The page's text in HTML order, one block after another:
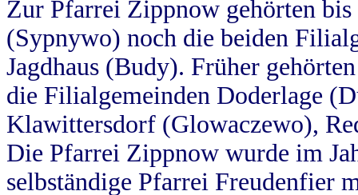
Zur Pfarrei Zippnow gehörten
(Sypnywo) noch die beiden
Jagdhaus (Budy). Früher
die Filialgemeinden Doderlage
Klawittersdorf (Glowaczewo),
Die Pfarrei Zippnow wurde im
selbständige Pfarrei Freudenfier